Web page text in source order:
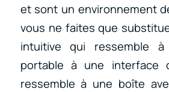
et sont un environnement
vous ne faites que
intuitive qui ressemble
portable à une interface
ressemble à une boîte